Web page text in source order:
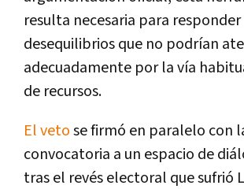
resulta necesaria para responder
desequilibrios que no podrían
adecuadamente por la vía
de recursos.
El vetose firmó en paralelo con
convocatoria a un espacio de
tras el revés electoral que sufrió